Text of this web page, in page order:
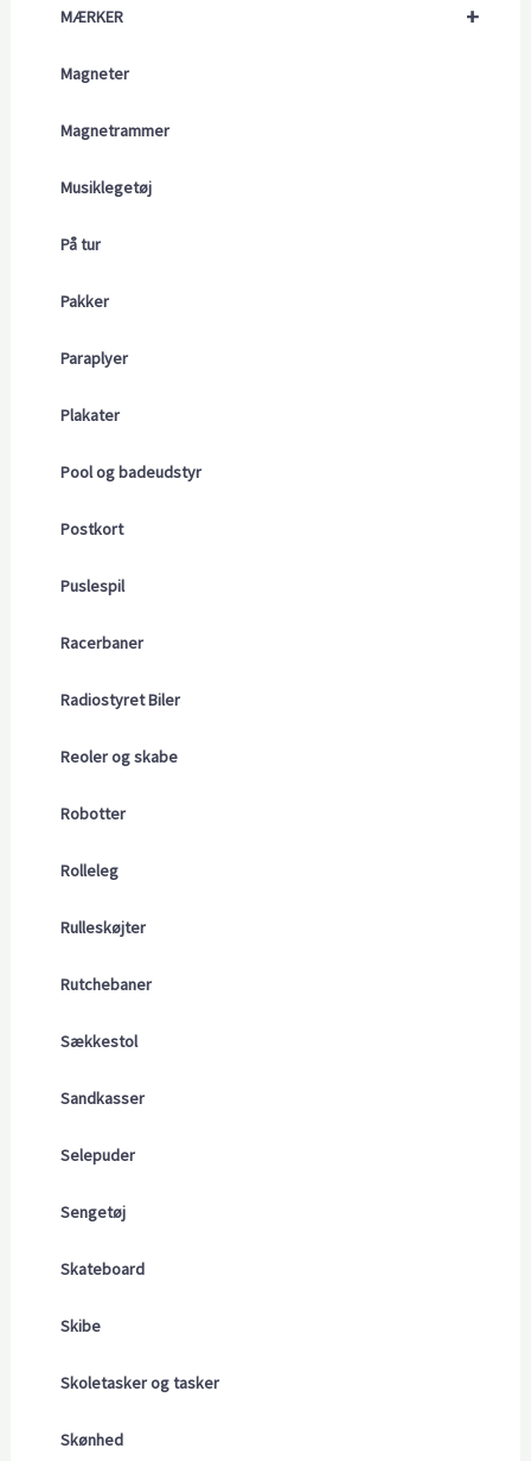
+
MÆRKER
Magneter
Magnetrammer
Musiklegetøj
På tur
Pakker
Paraplyer
Plakater
Pool og badeudstyr
Postkort
Puslespil
Racerbaner
Radiostyret Biler
Reoler og skabe
Robotter
Rolleleg
Rulleskøjter
Rutchebaner
Sækkestol
Sandkasser
Selepuder
Sengetøj
Skateboard
Skibe
Skoletasker og tasker
Skønhed